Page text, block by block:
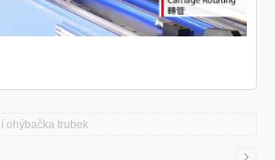
ohýbačka trubek